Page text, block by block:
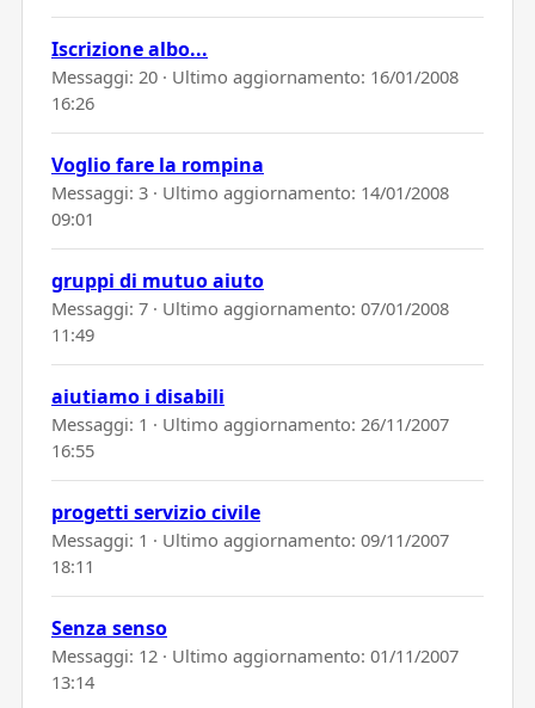
Iscrizione albo...
Messaggi: 20 · Ultimo aggiornamento: 16/01/2008
16:26
Voglio fare la rompina
Messaggi: 3 · Ultimo aggiornamento: 14/01/2008
09:01
gruppi di mutuo aiuto
Messaggi: 7 · Ultimo aggiornamento: 07/01/2008
11:49
aiutiamo i disabili
Messaggi: 1 · Ultimo aggiornamento: 26/11/2007
16:55
progetti servizio civile
Messaggi: 1 · Ultimo aggiornamento: 09/11/2007
18:11
Senza senso
Messaggi: 12 · Ultimo aggiornamento: 01/11/2007
13:14